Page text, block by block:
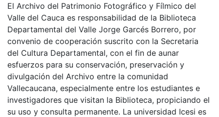
El Archivo del Patrimonio Fotográfico y Fílmico del
Valle del Cauca es responsabilidad de la Biblioteca
Departamental del Valle Jorge Garcés Borrero, por
convenio de cooperación suscrito con la Secretaria
del Cultura Departamental, con el fin de aunar
esfuerzos para su conservación, preservación y
divulgación del Archivo entre la comunidad
Vallecaucana, especialmente entre los estudiantes e
investigadores que visitan la Biblioteca, propiciando el
su uso y consulta permanente. La universidad Icesi es